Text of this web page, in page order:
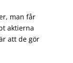
man får
aktierna
att de gör